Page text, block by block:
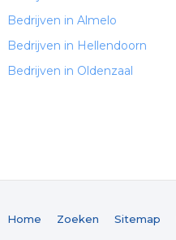
Bedrijven in Almelo
Bedrijven in Hellendoorn
Bedrijven in Oldenzaal
Home Zoeken Sitemap